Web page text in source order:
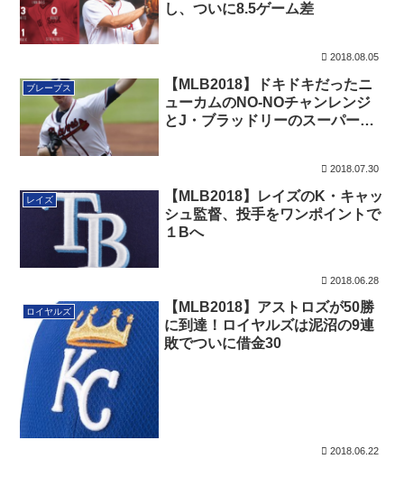
し、ついに8.5ゲーム差
2018.08.05
ブレーブス
【MLB2018】ドキドキだったニ
ューカムのNO-NOチャンレンジ
とJ・ブラッドリーのスーパー・
2018.07.30
レイズ
【MLB2018】レイズのK・キャッ
シュ監督、投手をワンポイントで
１Bへ
2018.06.28
ロイヤルズ
【MLB2018】アストロズが50勝
に到達！ロイヤルズは泥沼の9連
敗でついに借金30
2018.06.22